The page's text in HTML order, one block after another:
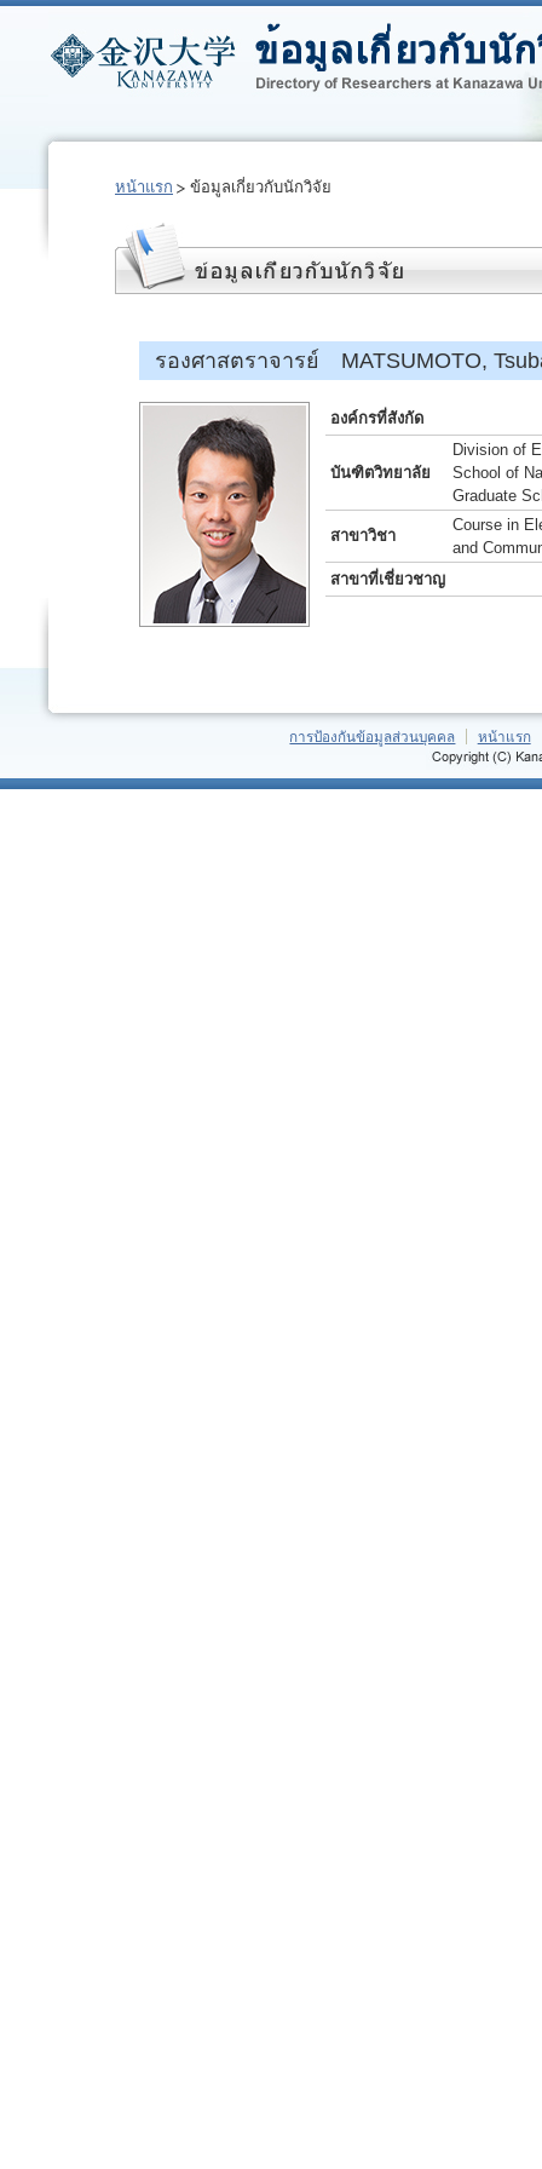
หน้าแรก ข้อมูลเกี่ยวกับนักวิจัย
รองศาสตราจารย์ MATSUMOTO,
องค์กรที่สังกัด
บันฑิตวิทยาลัย
Division of
School of
Graduate
สาขาวิชา
Course in
and
สาขาที่เชี่ยวชาญ
การป้องกันข้อมูลส่วนบุคคล หน้าแรก